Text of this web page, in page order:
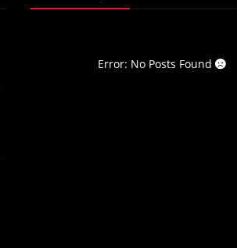
Error: No Posts Found